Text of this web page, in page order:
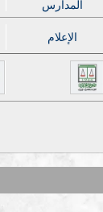
المدارس
الإعلام